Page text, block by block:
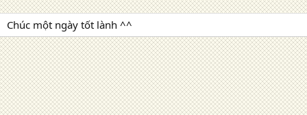
Chúc một ngày tốt lành ^^